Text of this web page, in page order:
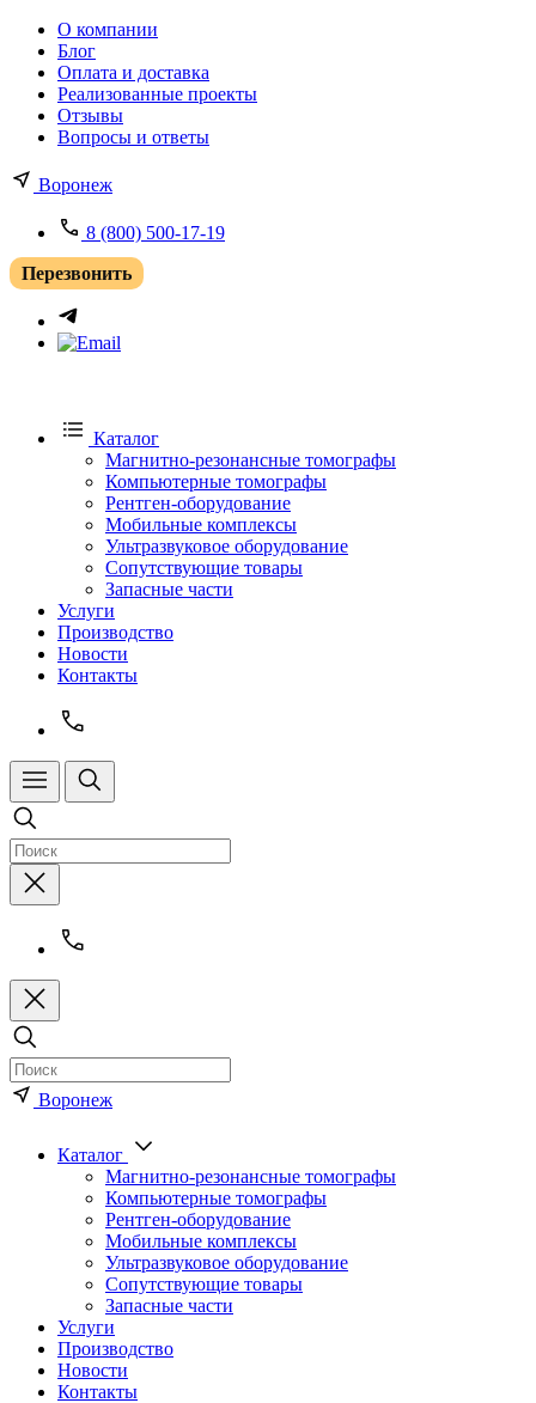
О компании
Блог
Оплата и доставка
Реализованные проекты
Отзывы
Вопросы и ответы
Воронеж
8 (800) 500-17-19
Перезвонить
Каталог
Магнитно-резонансные томографы
Компьютерные томографы
Рентген-оборудование
Мобильные комплексы
Ультразвуковое оборудование
Сопутствующие товары
Запасные части
Услуги
Производство
Новости
Контакты
Воронеж
Каталог
Магнитно-резонансные томографы
Компьютерные томографы
Рентген-оборудование
Мобильные комплексы
Ультразвуковое оборудование
Сопутствующие товары
Запасные части
Услуги
Производство
Новости
Контакты